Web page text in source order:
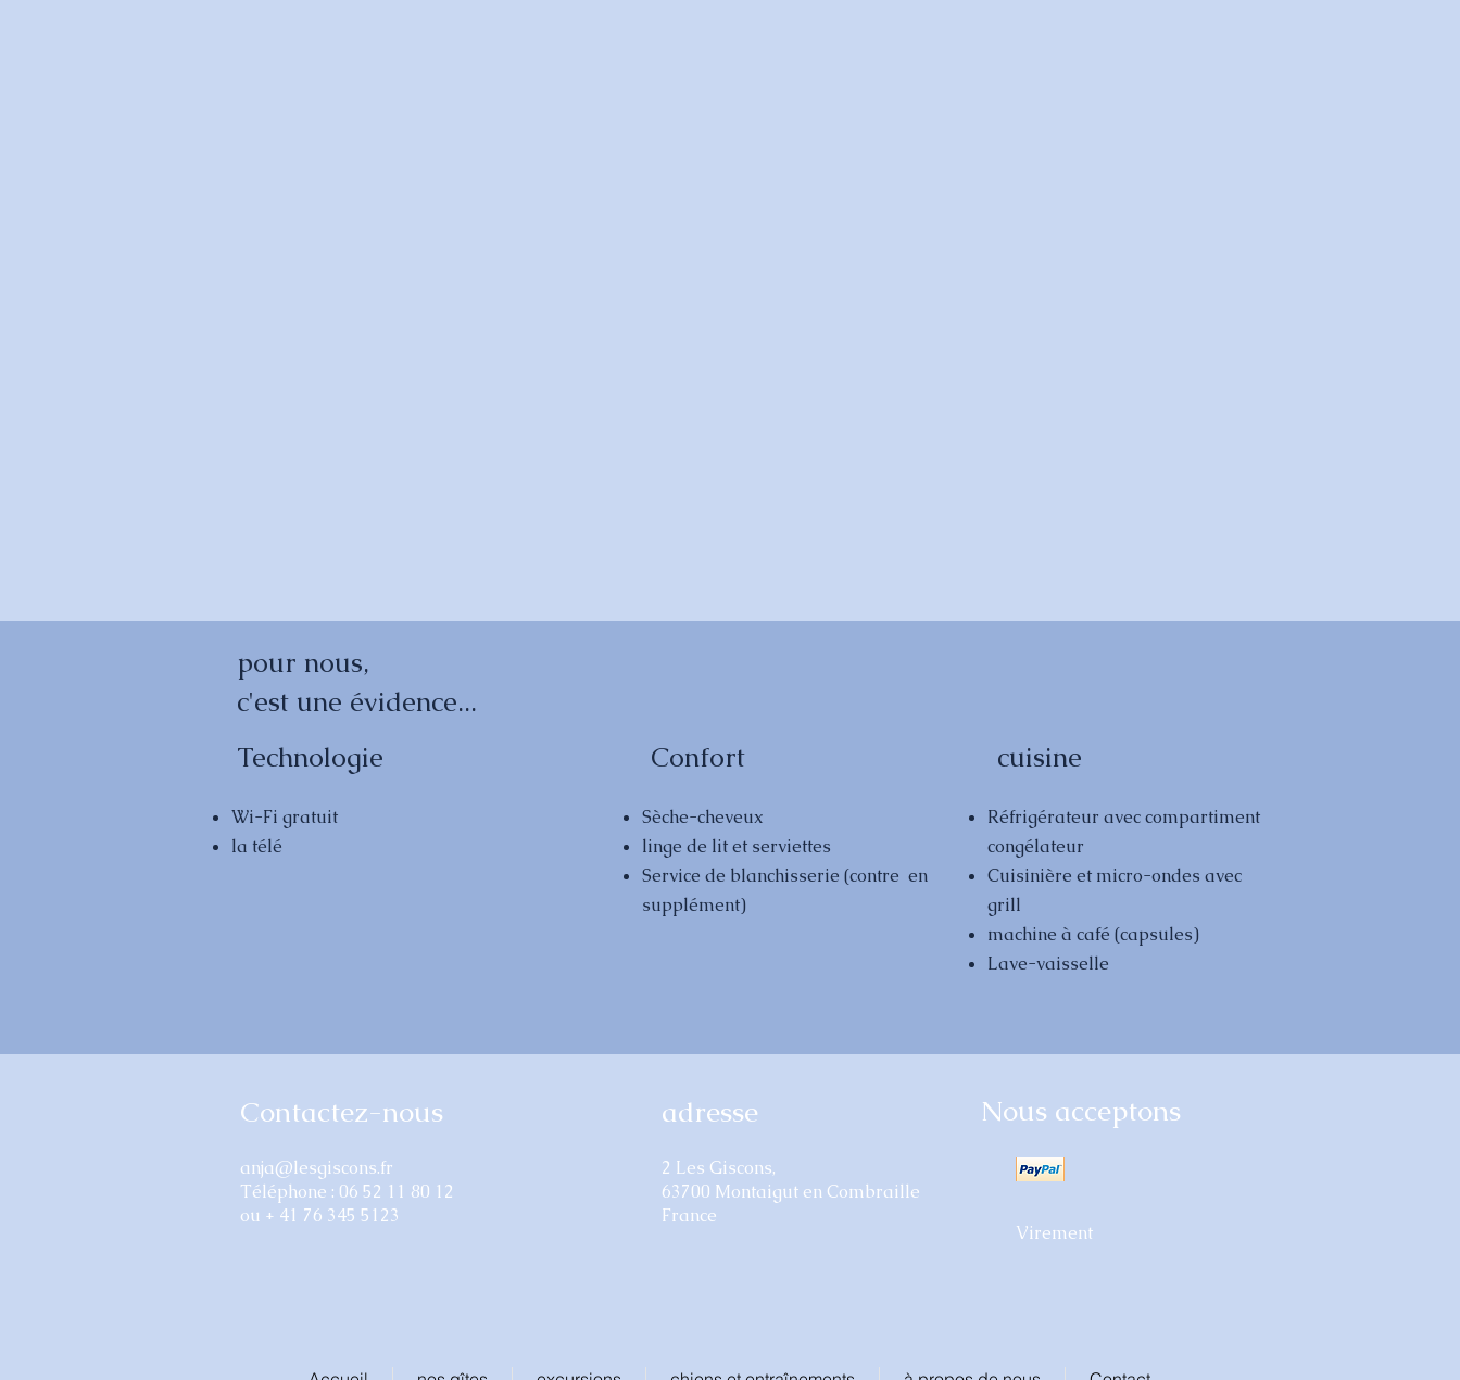
pour nous,
c'est une évidence...
Technologie
Wi-Fi gratuit
la télé
Confort
Sèche-cheveux
linge de lit et serviettes
Service de blanchisserie (contre en
supplément)
cuisine
Réfrigérateur avec compartiment
congélateur
Cuisinière et micro-ondes avec
grill
machine à café (capsules)
Lave-vaisselle
Contactez-nous
anja@lesgiscons.fr
Téléphone : 06 52 11 80 12
ou + 41 76 345 5123
adresse
2 Les Giscons,
63700 Montaigut en Combraille
France
Nous acceptons
Virement